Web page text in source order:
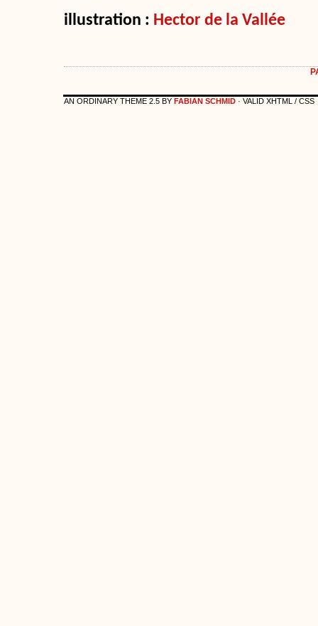
illustration : Hector de la Vallée
AN ORDINARY THEME 2.5 BY FABIAN SCHMID · VALID XHTML / CSS